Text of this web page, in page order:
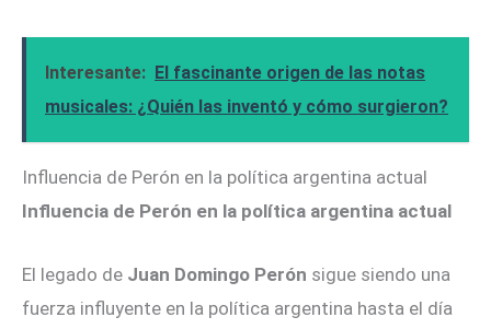
Interesante: El fascinante origen de las notas
musicales: ¿Quién las inventó y cómo surgieron?
Influencia de Perón en la política argentina actual
Influencia de Perón en la política argentina actual
El legado de Juan Domingo Perón sigue siendo una
fuerza influyente en la política argentina hasta el día